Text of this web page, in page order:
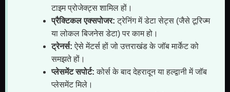
टाइम प्रोजेक्ट्स शामिल हों।
प्रैक्टिकल एक्सपोजर: ट्रेनिंग में डेटा सेट्स (जैसे टूरिज्म
या लोकल बिजनेस डेटा) पर काम हो।
ट्रेनर्स: ऐसे मेंटर्स हों जो उत्तराखंड के जॉब मार्केट को
समझते हों।
प्लेसमेंट सपोर्ट: कोर्स के बाद देहरादून या हल्द्वानी में जॉब
प्लेसमेंट मिले।